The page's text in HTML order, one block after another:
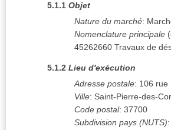
5.1.1 Objet
Nature du marché:
Nomenclature principale (
45262660 Travaux de
5.1.2 Lieu d'exécution
Adresse postale: 106 rue
Ville: Saint-Pierre-des-
Code postal: 37700
Subdivision pays (NUTS):